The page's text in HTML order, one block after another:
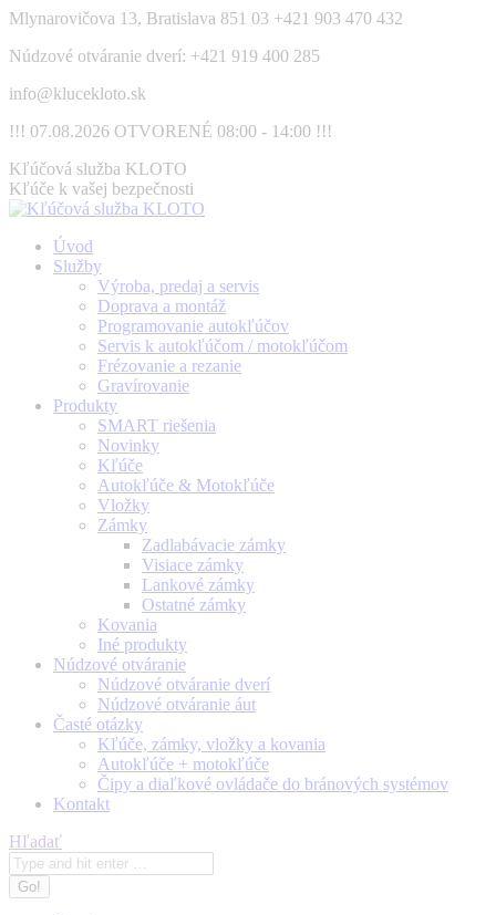
Skip
content
Mlynarovičova 13, Bratislava 851 03 +421 903 470 432
Núdzové otváranie dverí: +421 919 400 285
info@klucekloto.sk
!!! 07.08.2026 OTVORENÉ 08:00 - 14:00 !!!
Facebook
page
opens
new
window
Kľúčová služba KLOTO
Kľúče k vašej bezpečnosti
Úvod
Služby
Výroba, predaj a servis
Doprava a montáž
Programovanie autokľúčov
Servis k autokľúčom / motokľúčom
Frézovanie a rezanie
Gravírovanie
Produkty
SMART riešenia
Novinky
Kľúče
Autokľúče & Motokľúče
Vložky
Zámky
Zadlabávacie zámky
Visiace zámky
Lankové zámky
Ostatné zámky
Kovania
Iné produkty
Núdzové otváranie
Núdzové otváranie dverí
Núdzové otváranie áut
Časté otázky
Kľúče, zámky, vložky a kovania
Autokľúče + motokľúče
Čipy a diaľkové ovládače do bránových systémov
Kontakt
Search:
Hľadať